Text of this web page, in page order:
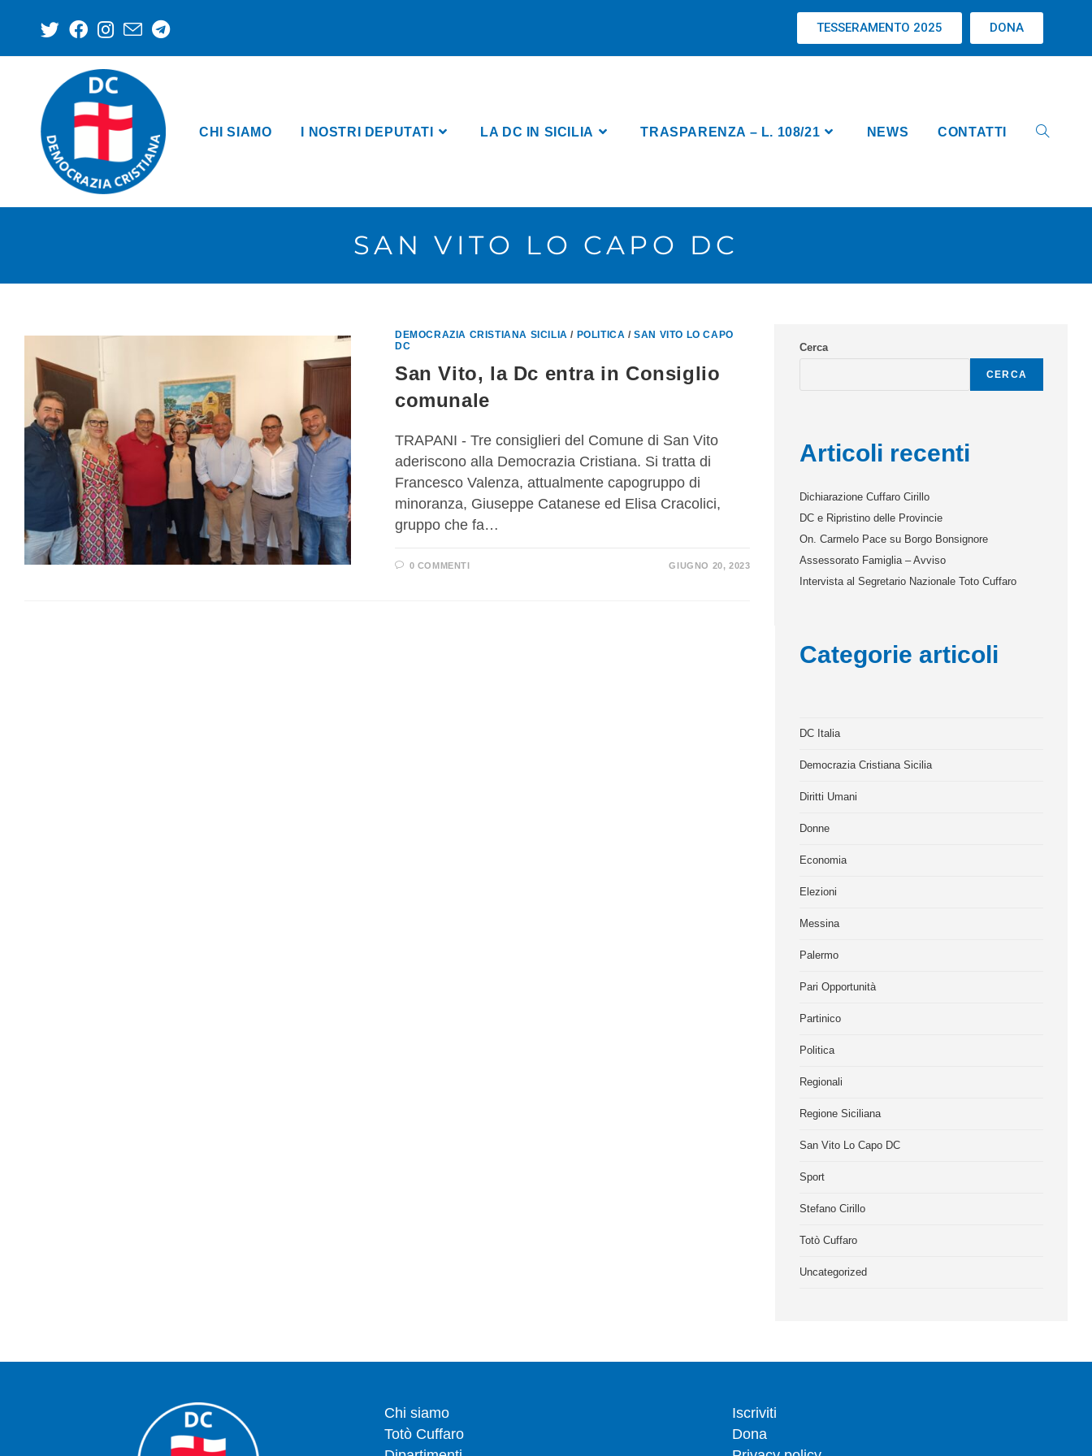
TESSERAMENTO 2025 DONA
CHI SIAMO I NOSTRI DEPUTATI LA DC IN SICILIA TRASPARENZA – L. 108/21 NEWS CONTATTI
SAN VITO LO CAPO DC
DEMOCRAZIA CRISTIANA SICILIA / POLITICA /SAN VITO LO CAPO
DC
San Vito, la Dc entra in Consiglio
comunale
TRAPANI - Tre consiglieri del Comune di San Vito
aderiscono alla Democrazia Cristiana. Si tratta di
Francesco Valenza, attualmente capogruppo di
minoranza, Giuseppe Catanese ed Elisa Cracolici,
gruppo che fa…
0 COMMENTI GIUGNO 20, 2023
Cerca
CERCA
Articoli recenti
Dichiarazione Cuffaro Cirillo
DC e Ripristino delle Provincie
On. Carmelo Pace su Borgo Bonsignore
Assessorato Famiglia – Avviso
Intervista al Segretario Nazionale Toto Cuffaro
Categorie articoli
DC Italia
Democrazia Cristiana Sicilia
Diritti Umani
Donne
Economia
Elezioni
Messina
Palermo
Pari Opportunità
Partinico
Politica
Regionali
Regione Siciliana
San Vito Lo Capo DC
Sport
Stefano Cirillo
Totò Cuffaro
Uncategorized
Chi siamo
Totò Cuffaro
Iscriviti
Dona